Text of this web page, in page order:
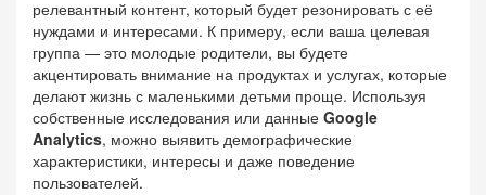
релевантный контент, который будет резонировать с её
нуждами и интересами. К примеру, если ваша целевая
группа — это молодые родители, вы будете
акцентировать внимание на продуктах и услугах, которые
делают жизнь с маленькими детьми проще. Используя
собственные исследования или данные Google
Analytics, можно выявить демографические
характеристики, интересы и даже поведение
пользователей.